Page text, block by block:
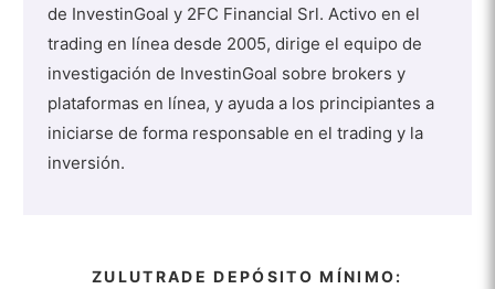
de InvestinGoal y 2FC Financial Srl. Activo en el
trading en línea desde 2005, dirige el equipo de
investigación de InvestinGoal sobre brokers y
plataformas en línea, y ayuda a los principiantes a
iniciarse de forma responsable en el trading y la
inversión.
ZULUTRADE DEPÓSITO MÍNIMO: